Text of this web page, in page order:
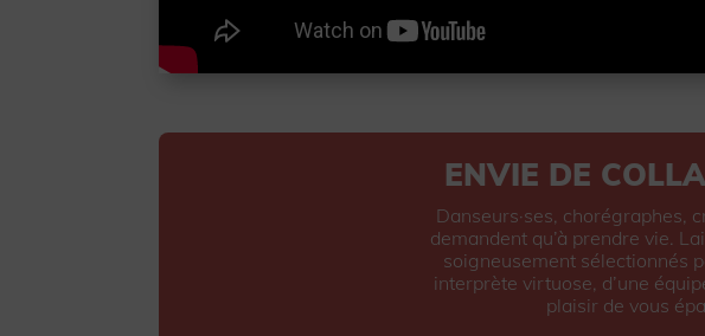
ENVIE DE
Danseurs·ses, chorégraphes,
demandent qu’à prendre vie.
soigneusement sélectionnés
interprète virtuose, d’une
plaisir de vous